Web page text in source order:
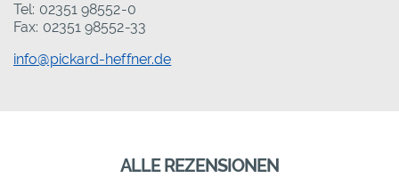
Tel: 02351 98552-0
Fax: 02351 98552-33
info@pickard-heffner.de
ALLE REZENSIONEN